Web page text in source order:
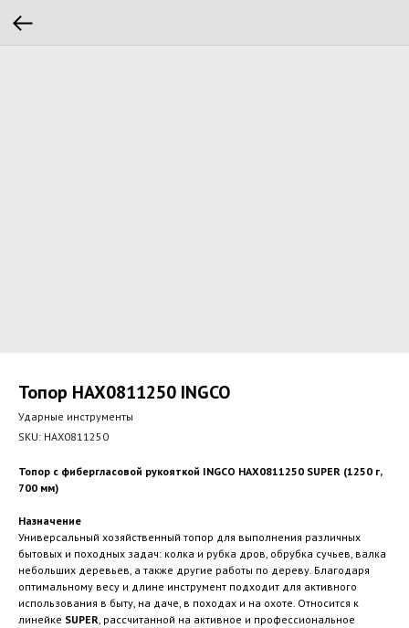
Топор HAX0811250 INGCO
Ударные инструменты
SKU: HAX0811250
Топор с фибергласовой рукояткой INGCO HAX0811250 SUPER (1250 г,
700 мм)
Назначение
Универсальный хозяйственный топор для выполнения различных
бытовых и походных задач: колка и рубка дров, обрубка сучьев, валка
небольших деревьев, а также другие работы по дереву. Благодаря
оптимальному весу и длине инструмент подходит для активного
использования в быту, на даче, в походах и на охоте. Относится к
линейке SUPER, рассчитанной на активное и профессиональное